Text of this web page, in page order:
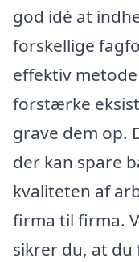
god idé at
forskellige
effektiv
forstærke
grave dem op.
der kan spare
kvaliteten af
firma til firma.
sikrer du, at